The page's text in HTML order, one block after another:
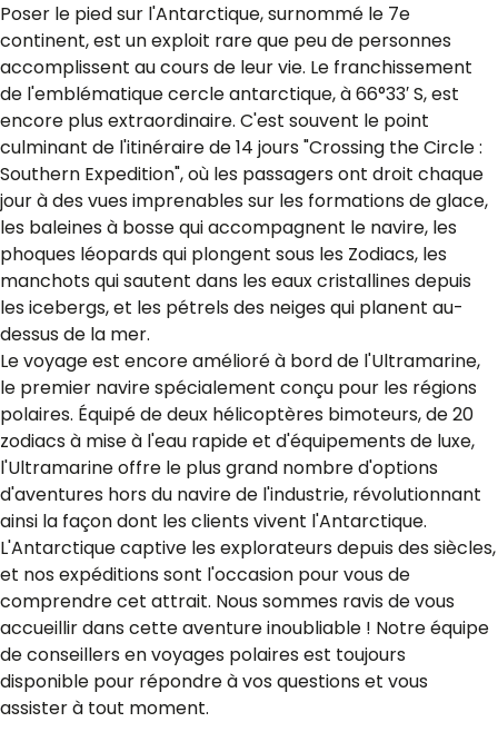
Poser le pied sur l'Antarctique, surnommé le 7e
continent, est un exploit rare que peu de personnes
accomplissent au cours de leur vie. Le franchissement
de l'emblématique cercle antarctique, à 66°33′ S, est
encore plus extraordinaire. C'est souvent le point
culminant de l'itinéraire de 14 jours "Crossing the Circle :
Southern Expedition", où les passagers ont droit chaque
jour à des vues imprenables sur les formations de glace,
les baleines à bosse qui accompagnent le navire, les
phoques léopards qui plongent sous les Zodiacs, les
manchots qui sautent dans les eaux cristallines depuis
les icebergs, et les pétrels des neiges qui planent au-
dessus de la mer.
Le voyage est encore amélioré à bord de l'Ultramarine,
le premier navire spécialement conçu pour les régions
polaires. Équipé de deux hélicoptères bimoteurs, de 20
zodiacs à mise à l'eau rapide et d'équipements de luxe,
l'Ultramarine offre le plus grand nombre d'options
d'aventures hors du navire de l'industrie, révolutionnant
ainsi la façon dont les clients vivent l'Antarctique.
L'Antarctique captive les explorateurs depuis des siècles,
et nos expéditions sont l'occasion pour vous de
comprendre cet attrait. Nous sommes ravis de vous
accueillir dans cette aventure inoubliable ! Notre équipe
de conseillers en voyages polaires est toujours
disponible pour répondre à vos questions et vous
assister à tout moment.